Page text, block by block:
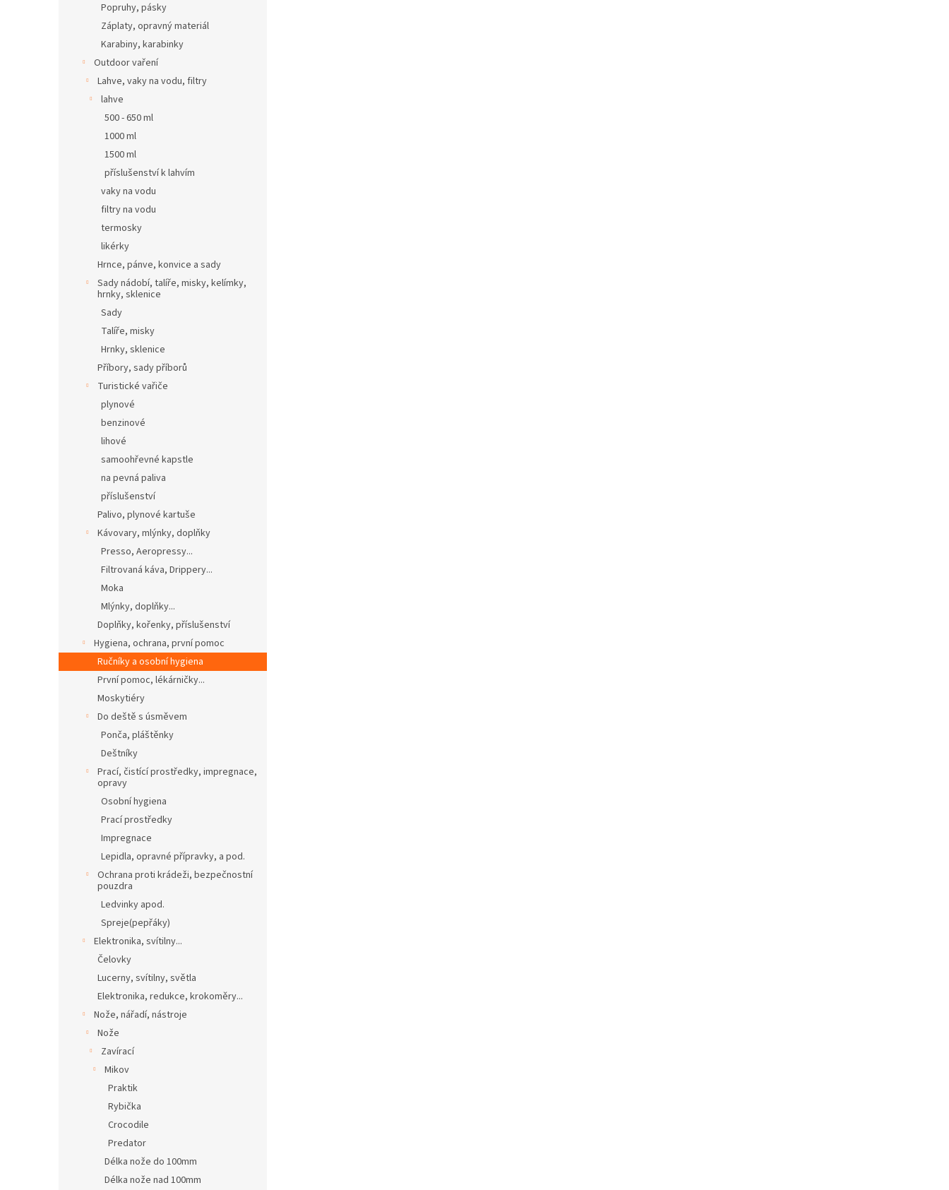
Popruhy, pásky
Záplaty, opravný materiál
Karabiny, karabinky
Outdoor vaření
Lahve, vaky na vodu, filtry
lahve
500 - 650 ml
1000 ml
1500 ml
příslušenství k lahvím
vaky na vodu
filtry na vodu
termosky
likérky
Hrnce, pánve, konvice a sady
Sady nádobí, talíře, misky, kelímky,
hrnky, sklenice
Sady
Talíře, misky
Hrnky, sklenice
Příbory, sady příborů
Turistické vařiče
plynové
benzinové
lihové
samoohřevné kapstle
na pevná paliva
příslušenství
Palivo, plynové kartuše
Kávovary, mlýnky, doplňky
Presso, Aeropressy...
Filtrovaná káva, Drippery...
Moka
Mlýnky, doplňky...
Doplňky, kořenky, příslušenství
Hygiena, ochrana, první pomoc
Ručníky a osobní hygiena
První pomoc, lékárničky...
Moskytiéry
Do deště s úsměvem
Ponča, pláštěnky
Deštníky
Prací, čistící prostředky, impregnace,
opravy
Osobní hygiena
Prací prostředky
Impregnace
Lepidla, opravné přípravky, a pod.
Ochrana proti krádeži, bezpečnostní
pouzdra
Ledvinky apod.
Spreje(pepřáky)
Elektronika, svítilny...
Čelovky
Lucerny, svítilny, světla
Elektronika, redukce, krokoměry...
Nože, nářadí, nástroje
Nože
Zavírací
Mikov
Praktik
Rybička
Crocodile
Predator
Délka nože do 100mm
Délka nože nad 100mm